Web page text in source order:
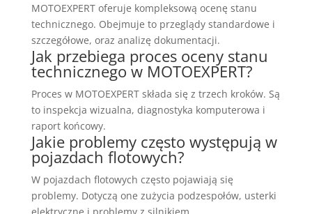
MOTOEXPERT oferuje kompleksową ocenę stanu
technicznego. Obejmuje to przeglądy standardowe i
szczegółowe, oraz analizę dokumentacji.
Jak przebiega proces oceny stanu
technicznego w MOTOEXPERT?
Proces w MOTOEXPERT składa się z trzech kroków. Są
to inspekcja wizualna, diagnostyka komputerowa i
raport końcowy.
Jakie problemy często występują w
pojazdach flotowych?
W pojazdach flotowych często pojawiają się
problemy. Dotyczą one zużycia podzespołów, usterki